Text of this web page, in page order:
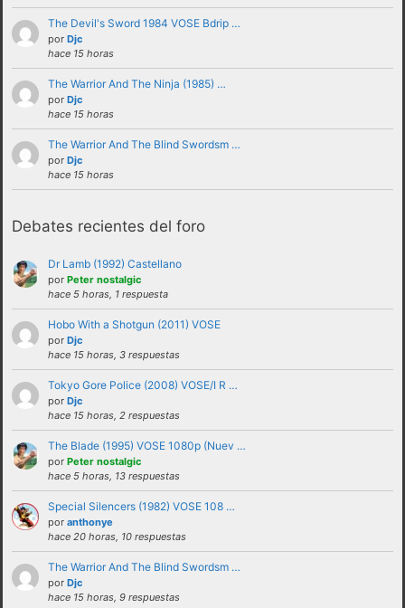
No se debe insultar a ningún usuario bajo
ninguna circunstancia. Se puede criticar,
discutir e intercambiar opiniones sin
necesidad de recurrir al insulto.
No se debe hacer apología de la violencia, ni
de forma verbal ni mostrando insignias,
banderas o similares que puedan
No trasladar a los foros discusiones a nivel
personal con otros usuarios.Estas deben ser
solucionadas en privado y no haciendo
partícipes al resto de personas del foro.
No revelar ni hacer público en el foro la
identidad o datos personales de ningún
participante sin su consentimiento, como por
ejemplo direcciones de email, ip’s externas,
etc
No enviar a los foros mensajes repetitivos
En el Lenguaje web, escribir con letras
mayusculas equivale a gritar, si no es esa su
intención sugerimos que lo evite.
Cualquier usuario que altere el buen
funcionamiento del foro mediante reiteradas
quejas, desprecio a los moderadores y/o a la
administración o las normas de uso del foro
The Devil's Sword 1984 VOSE Bdrip …
por Djc
hace 15 horas
The Warrior And The Ninja (1985) …
por Djc
hace 15 horas
The Warrior And The Blind Swordsm …
por Djc
hace 15 horas
Debates recientes del foro
Dr Lamb (1992) Castellano
por Peter nostalgic
hace 5 horas, 1 respuesta
Hobo With a Shotgun (2011) VOSE
por Djc
hace 15 horas, 3 respuestas
Tokyo Gore Police (2008) VOSE/I R …
por Djc
hace 15 horas, 2 respuestas
The Blade (1995) VOSE 1080p (Nuev …
por Peter nostalgic
hace 5 horas, 13 respuestas
Special Silencers (1982) VOSE 108 …
por anthonye
hace 20 horas, 10 respuestas
The Warrior And The Blind Swordsm …
por Djc
hace 15 horas, 9 respuestas